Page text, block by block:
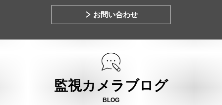
お問い合わせ
監視カメラブログ
BLOG